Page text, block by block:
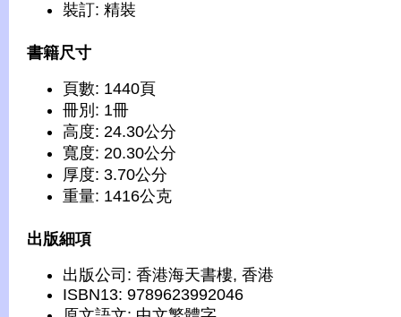
裝訂: 精裝
書籍尺寸
頁數: 1440頁
冊別: 1冊
高度: 24.30公分
寬度: 20.30公分
厚度: 3.70公分
重量: 1416公克
出版細項
出版公司: 香港海天書樓, 香港
ISBN13: 9789623992046